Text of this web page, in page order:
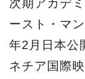
次期アカデ
ースト・マ
年2月日本公
ネチア国際